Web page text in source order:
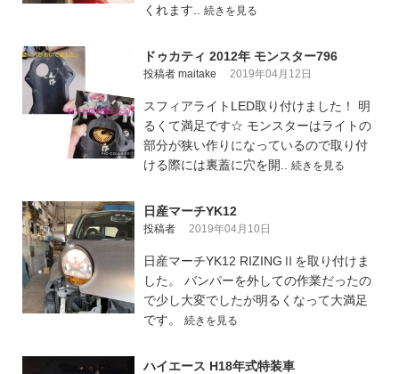
くれます.. 続きを見る
ドゥカティ 2012年 モンスター796
投稿者 maitake 2019年04月12日
スフィアライトLED取り付けました！ 明
るくて満足です☆ モンスターはライトの
部分が狭い作りになっているので取り付
ける際には裏蓋に穴を開.. 続きを見る
日産マーチYK12
投稿者 2019年04月10日
日産マーチYK12 RIZINGⅡを取り付けま
した。 バンパーを外しての作業だったの
で少し大変でしたが明るくなって大満足
です。 続きを見る
ハイエース H18年式特装車